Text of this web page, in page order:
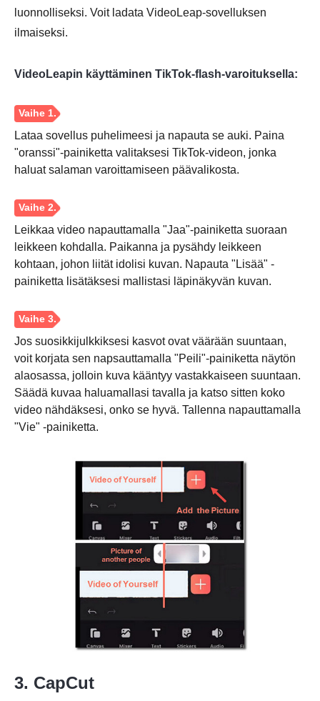
Vaihe 3.
luonnolliseksi. Voit ladata VideoLeap-sovelluksen
ilmaiseksi.
VideoLeapin käyttäminen TikTok-flash-varoituksella:
Vaihe 1.
Lataa sovellus puhelimeesi ja napauta se auki. Paina
"oranssi"-painiketta valitaksesi TikTok-videon, jonka
haluat salaman varoittamiseen päävalikosta.
Leikkaa video napauttamalla "Jaa"-painiketta suoraan
leikkeen kohdalla. Paikanna ja pysähdy leikkeen
kohtaan, johon liität idolisi kuvan. Napauta "Lisää" -
painiketta lisätäksesi mallistasi läpinäkyvän kuvan.
Jos suosikkijulkkiksesi kasvot ovat väärään suuntaan,
voit korjata sen napsauttamalla "Peili"-painiketta näytön
alaosassa, jolloin kuva kääntyy vastakkaiseen suuntaan.
Säädä kuvaa haluamallasi tavalla ja katso sitten koko
video nähdäksesi, onko se hyvä. Tallenna napauttamalla
"Vie" -painiketta.
3. CapCut